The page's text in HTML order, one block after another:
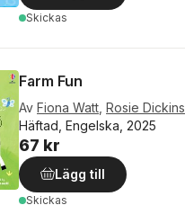
Skickas
Farm Fun
Av Fiona Watt Rosie Dickins
Häftad, Engelska, 2025
67 kr
Lägg till
Skickas